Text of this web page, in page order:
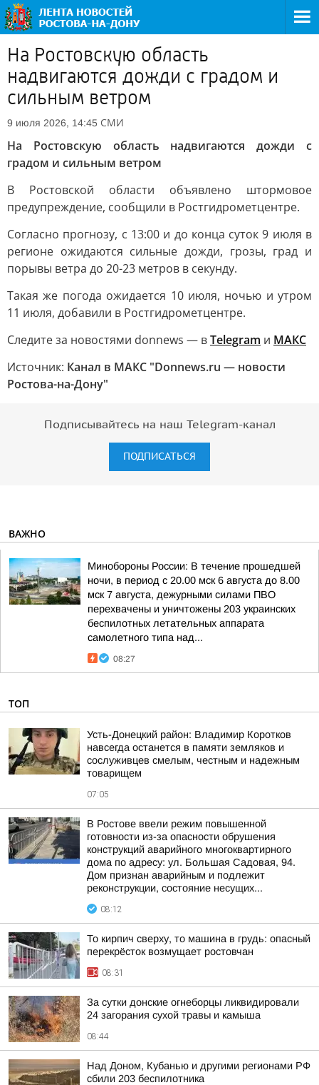
На Ростовскую область
надвигаются дожди с градом и
сильным ветром
9 июля 2026, 14:45 СМИ
На Ростовскую область надвигаются дожди с
градом и сильным ветром
В Ростовской области объявлено штормовое
предупреждение, сообщили в Ростгидрометцентре.
Согласно прогнозу, с 13:00 и до конца суток 9 июля в
регионе ожидаются сильные дожди, грозы, град и
порывы ветра до 20-23 метров в секунду.
Такая же погода ожидается 10 июля, ночью и утром
11 июля, добавили в Ростгидрометцентре.
Следите за новостями donnews — вTelegram и МАКС
Источник: Канал в МАКС "Donnews.ru — новости
Ростова-на-Дону"
Подписывайтесь на наш Telegram-канал
ПОДПИСАТЬСЯ
ВАЖНО
Минобороны России: В течение прошедшей
ночи, в период с 20.00 мск 6 августа до 8.00
мск 7 августа, дежурными силами ПВО
перехвачены и уничтожены 203 украинских
беспилотных летательных аппарата
самолетного типа над...
08:27
ТОП
Усть-Донецкий район: Владимир Коротков
навсегда останется в памяти земляков и
сослуживцев смелым, честным и надежным
товарищем
07:05
В Ростове ввели режим повышенной
готовности из-за опасности обрушения
конструкций аварийного многоквартирного
дома по адресу: ул. Большая Садовая, 94.
Дом признан аварийным и подлежит
реконструкции, состояние несущих...
08:12
То кирпич сверху, то машина в грудь: опасный
перекрёсток возмущает ростовчан
08:31
За сутки донские огнеборцы ликвидировали
24 загорания сухой травы и камыша
08:44
Над Доном, Кубанью и другими регионами РФ
сбили 203 беспилотника